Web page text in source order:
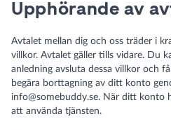
Upphörande av
Avtalet mellan dig och oss träder i
villkor. Avtalet gäller tills vidare. Du
anledning avsluta dessa villkor och
begära borttagning av ditt konto
info@somebuddy.se. När ditt konto
att använda tjänsten.